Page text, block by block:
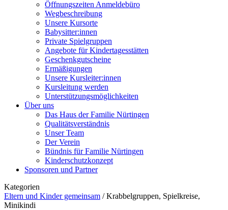
Öffnungszeiten Anmeldebüro
Wegbeschreibung
Unsere Kursorte
Babysitter:innen
Private Spielgruppen
Angebote für Kindertagesstätten
Geschenkgutscheine
Ermäßigungen
Unsere Kursleiter:innen
Kursleitung werden
Unterstützungsmöglichkeiten
Über uns
Das Haus der Familie Nürtingen
Qualitätsverständnis
Unser Team
Der Verein
Bündnis für Familie Nürtingen
Kinderschutzkonzept
Sponsoren und Partner
Kategorien
Eltern und Kinder gemeinsam /Krabbelgruppen, Spielkreise,
Minikindi